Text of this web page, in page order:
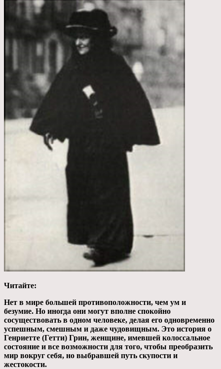
Читайте:
Нет в мире большей противоположности, чем ум и
безумие. Но иногда они могут вполне спокойно
сосуществовать в одном человеке, делая его одновременно
успешным, смешным и даже чудовищным. Это история о
Генриетте (Гетти) Грин, женщине, имевшей колоссальное
состояние и все возможности для того, чтобы преобразить
мир вокруг себя, но выбравшей путь скупости и
жестокости.